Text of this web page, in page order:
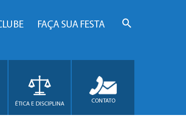
FAÇA SUA FESTA
ÉTICA E DISCIPLINA CONTATO